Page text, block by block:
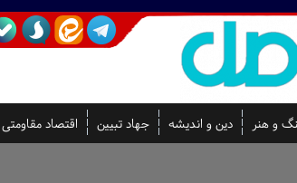
و هنر دین و اندیشه جهاد تبیین اقتصاد مقاومتی